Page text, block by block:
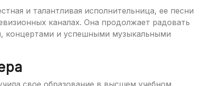
и талантливая исполнительница, ее песни
каналах. Она продолжает радовать
концертами и успешными музыкальными
свое образование в высшем учебном